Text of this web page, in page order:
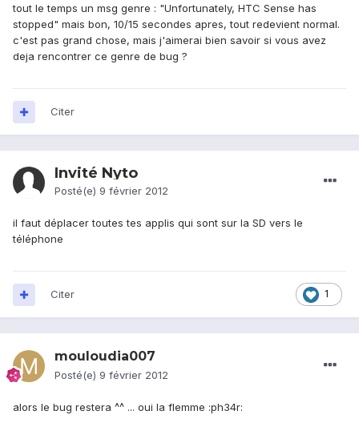
tout le temps un msg genre : "Unfortunately, HTC Sense has
stopped" mais bon, 10/15 secondes apres, tout redevient normal.
c'est pas grand chose, mais j'aimerai bien savoir si vous avez
deja rencontrer ce genre de bug ?
Citer
Invité Nyto
Posté(e) 9 février 2012
il faut déplacer toutes tes applis qui sont sur la SD vers le
téléphone
1
Citer
mouloudia007
Posté(e) 9 février 2012
alors le bug restera ^^ ... oui la flemme :ph34r: